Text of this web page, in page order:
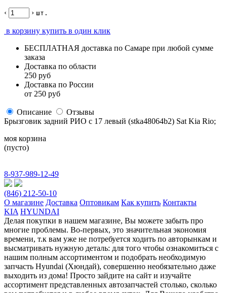
‹ › шт.
в корзину купить в один клик
БЕСПЛАТНАЯ доставка по Самаре при любой сумме
заказа
Доставка по области
250 руб
Доставка по России
от 250 руб
Описание
Отзывы
Брызговик задний РИО с 17 левый (stka48064b2) Sat Kia Rio;
моя корзина
(пусто)
8-937-989-12-49
(846) 212-50-10
О магазине Доставка Оптовикам Как купить Контакты
KIA HYUNDAI
Делая покупки в нашем магазине, Вы можете забыть про
многие проблемы. Во-первых, это значительная экономия
времени, т.к вам уже не потребуется ходить по авторынкам и
высматривать нужную деталь: для того чтобы ознакомиться с
нашим полным ассортиментом и подобрать необходимую
запчасть Hyundai (Хюндай), совершенно необязательно даже
выходить из дома! Просто зайдите на сайт и изучайте
ассортимент представленных автозапчастей столько, сколько